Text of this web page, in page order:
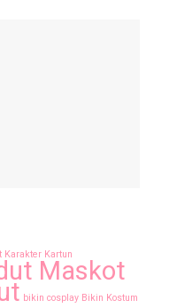
Karakter Kartun
Maskot
bikin cosplay Bikin Kostum